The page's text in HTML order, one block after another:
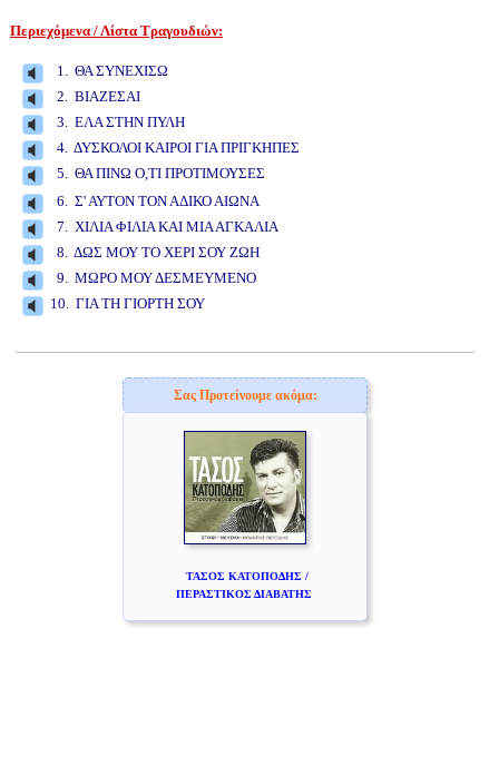
Περιεχόμενα / Λίστα Τραγουδιών:
1. ΘΑ ΣΥΝΕΧΙΣΩ
2. ΒΙΑΖΕΣΑΙ
3. ΕΛΑ ΣΤΗΝ ΠΥΛΗ
4. ΔΥΣΚΟΛΟΙ ΚΑΙΡΟΙ ΓΙΑ ΠΡΙΓΚΗΠΕΣ
5. ΘΑ ΠΙΝΩ Ο,ΤΙ ΠΡΟΤΙΜΟΥΣΕΣ
6. Σ' ΑΥΤΟΝ ΤΟΝ ΑΔΙΚΟ ΑΙΩΝΑ
7. ΧΙΛΙΑ ΦΙΛΙΑ ΚΑΙ ΜΙΑ ΑΓΚΑΛΙΑ
8. ΔΩΣ ΜΟΥ ΤΟ ΧΕΡΙ ΣΟΥ ΖΩΗ
9. ΜΩΡΟ ΜΟΥ ΔΕΣΜΕΥΜΕΝΟ
10. ΓΙΑ ΤΗ ΓΙΟΡΤΗ ΣΟΥ
Σας Προτείνουμε ακόμα:
ΤΑΣΟΣ ΚΑΤΟΠΟΔΗΣ /
ΠΕΡΑΣΤΙΚΟΣ ΔΙΑΒΑΤΗΣ